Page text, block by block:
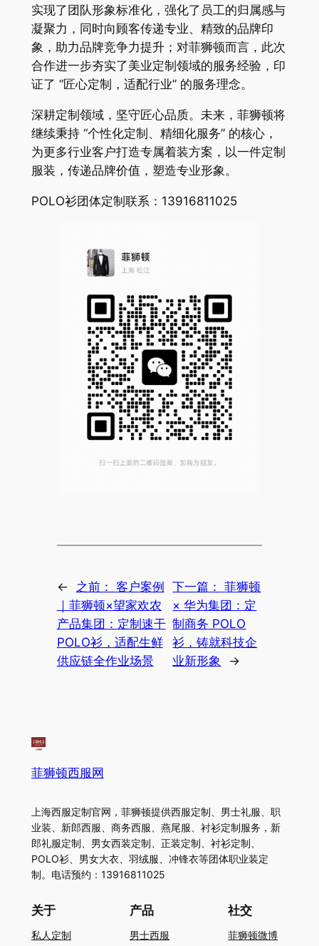
实现了团队形象标准化，强化了员工的归属感与
凝聚力，同时向顾客传递专业、精致的品牌印
象，助力品牌竞争力提升；对菲狮顿而言，此次
合作进一步夯实了美业定制领域的服务经验，印
证了 “匠心定制，适配行业” 的服务理念。
深耕定制领域，坚守匠心品质。未来，菲狮顿将
继续秉持 “个性化定制、精细化服务” 的核心，
为更多行业客户打造专属着装方案，以一件定制
服装，传递品牌价值，塑造专业形象。
POLO衫团体定制联系：13916811025
← 之前： 客户案例
｜菲狮顿×望家欢农
产品集团：定制速干
POLO衫，适配生鲜
供应链全作业场景
下一篇：
菲狮顿
× 华为集团：定
制商务 POLO
衫，铸就科技企
业新形象
→
菲狮顿西服网
上海西服定制官网，菲狮顿提供西服定制、男士礼服、职
业装、新郎西服、商务西服、燕尾服、衬衫定制服务，新
郎礼服定制、男女西装定制、正装定制、衬衫定制、
POLO衫、男女大衣、羽绒服、冲锋衣等团体职业装定
制。电话预约：13916811025
关于
私人定制
产品
男士西服
社交
菲狮顿微博